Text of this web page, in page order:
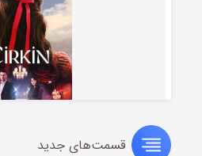
سریال زشتقسمت‌های جدید